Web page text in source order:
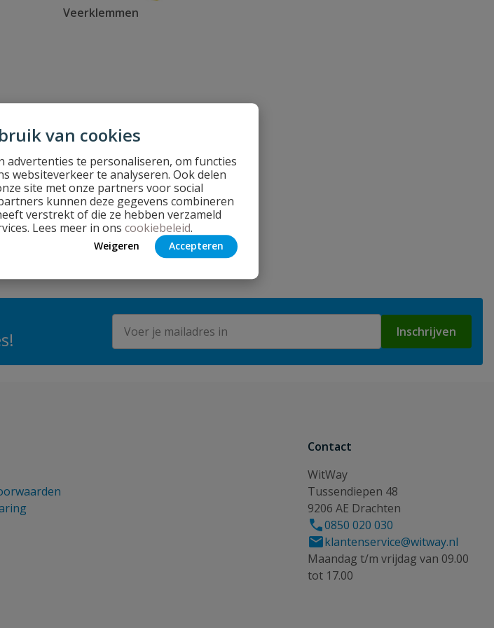
van cookies
advertenties te personaliseren, om functies
websiteverkeer te analyseren. Ook delen
site met onze partners voor social
kunnen deze gegevens combineren
verstrekt of die ze hebben verzameld
Lees meer in ons cookiebeleid.
Weigeren Accepteren
Veerklemmen
E-mailadres
Inschrijven
Contact
WitWay
Tussendiepen 48
9206 AE Drachten
0850 020 030
klantenservice@witway.nl
Maandag t/m vrijdag van 09.00
tot 17.00